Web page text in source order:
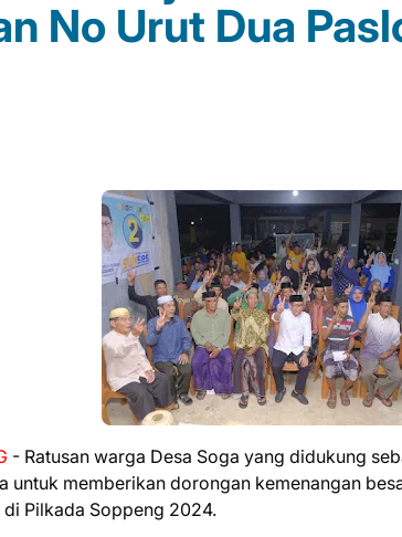
No Urut Dua
- Ratusan warga Desa Soga yang didukung
untuk memberikan dorongan kemenangan
di Pilkada Soppeng 2024.